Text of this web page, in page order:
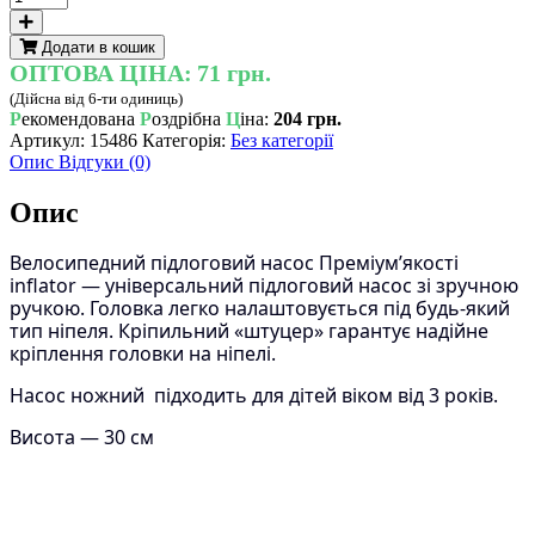
Велосипедний
підлоговий
насос
Преміум-
ЯкостіinflatorAND
кількість
Додати в кошик
ОПТОВА ЦІНА: 71 грн.
(Дійсна від 6-ти одиниць)
Рекомендована Роздрібна Ціна: 204 грн.
Артикул: 15486 Категорія: Без категорії
Опис Відгуки (0)
Опис
Велосипедний підлоговий насос Преміум’якості
inflator — універсальний підлоговий насос зі зручною
ручкою. Головка легко налаштовується під будь-який
тип ніпеля. Кріпильний «штуцер» гарантує надійне
кріплення головки на ніпелі.
Насос ножний підходить для дітей віком від 3 років.
Висота — 30 см